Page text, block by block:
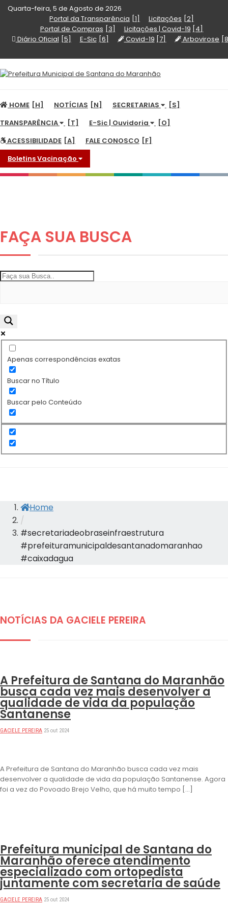
Quarta-feira, 5 de Agosto de 2026
Portal da Transparência
Licitações
Portal de Compras
Licitações | Covid-19
Diário Oficial
E-Sic Covid-19 Arbovirose
HOME NOTÍCIAS
SECRETARIAS
TRANSPARÊNCIA
E-Sic | Ouvidoria
ACESSIBILIDADE
FALE CONOSCO
Boletins Vacinação
FAÇA SUA BUSCA
Apenas correspondências exatas
Buscar no Título
Buscar pelo Conteúdo
Home
/
#secretariadeobraseinfraestrutura
#prefeituramunicipaldesantanadomaranhao
#caixadagua
NOTÍCIAS DA GACIELE PEREIRA
A Prefeitura de Santana do Maranhão
busca cada vez mais desenvolver a
qualidade de vida da população
Santanense
GACIELE PEREIRA 25 out 2024
A Prefeitura de Santana do Maranhão busca cada vez mais
desenvolver a qualidade de vida da população Santanense. Agora
foi a vez do Povoado Brejo Velho, que há muito tempo […]
Prefeitura municipal de Santana do
Maranhão oferece atendimento
especializado com ortopedista
juntamente com secretaria de saúde
GACIELE PEREIRA 25 out 2024